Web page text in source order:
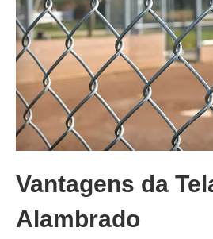
Vantagens da
Alambrado